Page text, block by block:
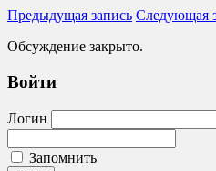
Предыдущая запись Следующая
Обсуждение закрыто.
Войти
Логин
Запомнить